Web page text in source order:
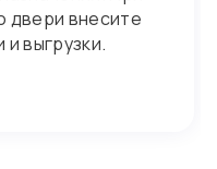
двери внесите
и выгрузки.